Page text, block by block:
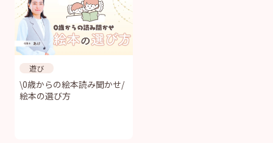
遊び
\0歳からの絵本読み聞かせ/
絵本の選び方